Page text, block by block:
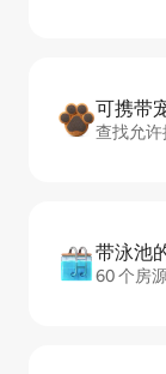
可携带
查找允
带泳池
60 个房